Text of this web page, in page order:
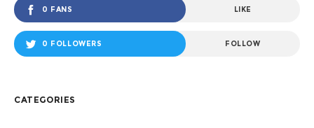
0 FANS LIKE
0 FOLLOWERS FOLLOW
CATEGORIES